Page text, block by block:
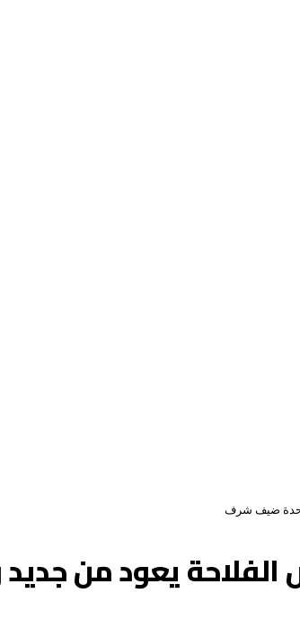
ضيف شرف
الفلاحة يعود من